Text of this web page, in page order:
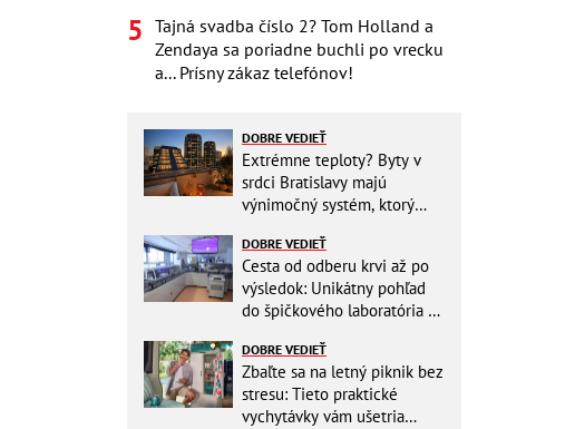
Tajná svadba číslo 2? Tom Holland a
Zendaya sa poriadne buchli po vrecku
a... Prísny zákaz telefónov!
DOBRE VEDIEŤ
Extrémne teploty? Byty v
srdci Bratislavy majú
výnimočný systém, ktorý
DOBRE VEDIEŤ
Cesta od odberu krvi až po
výsledok: Unikátny pohľad
do špičkového laboratória na
DOBRE VEDIEŤ
Zbaľte sa na letný piknik bez
stresu: Tieto praktické
vychytávky vám ušetria